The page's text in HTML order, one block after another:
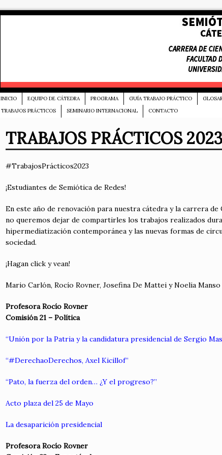
INICIO EQUIPO DE CÁTEDRA PROGRAMA GUÍA TRABAJO PRÁCTICO
TRABAJOS PRÁCTICOS
SEMINARIO INTERNACIONAL CONTACTO
TRABAJOS PRÁCTICOS
#TrabajosPrácticos2023
¡Estudiantes de Semiótica de Redes!
En este año de renovación para nuestra cátedra y la carrera de
no queremos dejar de compartirles los trabajos realizados
hipermediatización contemporánea y las nuevas formas de
sociedad.
¡Hagan click y vean!
Mario Carlón, Rocío Rovner, Josefina De Mattei y Noelia Manso
Profesora Rocío Rovner
Comisión 21 – Política
“Unión por la Patria y la candidatura presidencial de Sergio
“#DerechaoDerechos, Axel Kicillof”
“Pato, la fuerza del orden… ¿Y el progreso?”
Acto plaza del 25 de Mayo
La desaparición presidencial
Profesora Rocío Rovner